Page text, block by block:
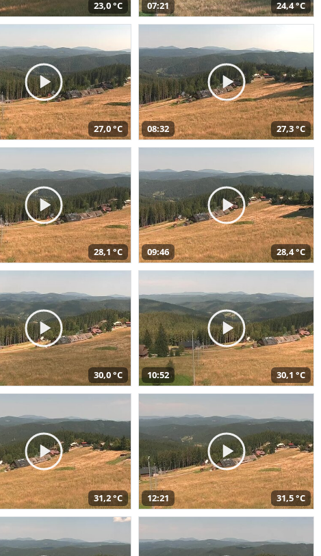
23,0 °C 07:21 24,4 °C
27,0 °C 08:32 27,3 °C
28,1 °C 09:46 28,4 °C
30,0 °C 10:52 30,1 °C
31,2 °C 12:21 31,5 °C